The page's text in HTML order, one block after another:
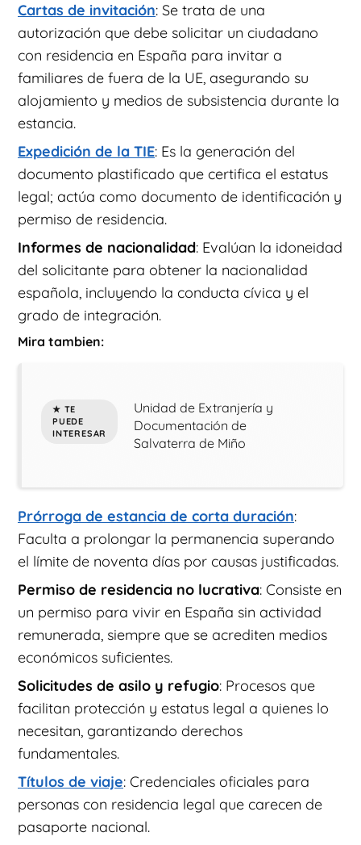
Cartas de invitación: Se trata de una
autorización que debe solicitar un ciudadano
con residencia en España para invitar a
familiares de fuera de la UE, asegurando su
alojamiento y medios de subsistencia durante la
estancia.
Expedición de la TIE: Es la generación del
documento plastificado que certifica el estatus
legal; actúa como documento de identificación y
permiso de residencia.
Informes de nacionalidad: Evalúan la idoneidad
del solicitante para obtener la nacionalidad
española, incluyendo la conducta cívica y el
grado de integración.
Mira tambien:
Unidad de Extranjería y
Documentación de
Salvaterra de Miño
Prórroga de estancia de corta duración:
Faculta a prolongar la permanencia superando
el límite de noventa días por causas justificadas.
Permiso de residencia no lucrativa: Consiste en
un permiso para vivir en España sin actividad
remunerada, siempre que se acrediten medios
económicos suficientes.
Solicitudes de asilo y refugio: Procesos que
facilitan protección y estatus legal a quienes lo
necesitan, garantizando derechos
fundamentales.
Títulos de viaje: Credenciales oficiales para
personas con residencia legal que carecen de
pasaporte nacional.